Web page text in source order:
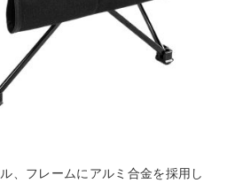
、フレームにアルミ合金を採用し